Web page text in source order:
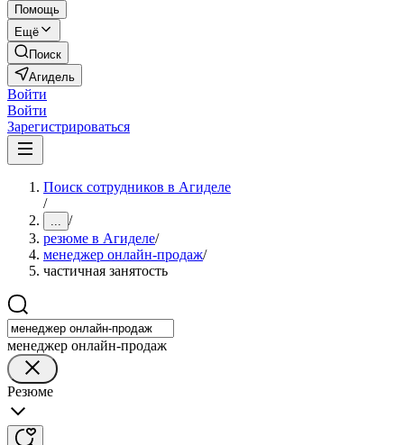
Помощь
Ещё
Поиск
Агидель
Войти
Войти
Зарегистрироваться
Поиск сотрудников в Агиделе
/
... /
резюме в Агиделе/
менеджер онлайн-продаж/
частичная занятость
менеджер онлайн-продаж
Резюме